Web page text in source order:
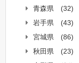
青森県
(32)
岩手県
(43)
宮城県
(86)
秋田県
(23)